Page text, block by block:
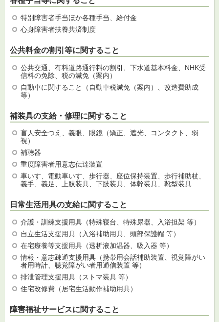
特別障害者手当ほか各種手当、給付金
心身障害者扶養共済制度
公共料金の割引等に関すること
公共交通、有料道路通行料の割引、下水道基本料金、NHK受
信料の免除、税の減免（案内）
自動車に関すること（自動車税減免（案内）、改造費助成
等）
補装具の支給・修理に関すること
盲人安全つえ、義眼、眼鏡（矯正、遮光、コンタクト、弱
視）
補聴器
重度障害者用意志伝達装置
車いす、電動車いす、歩行器、座位保持装置、歩行補助杖、
義手、義足、上肢装具、下肢装具、体幹装具、靴型装具
日常生活用具の支給に関すること
介護・訓練支援用具（特殊寝台、特殊尿器、入浴担架 等）
自立生活支援用具（入浴補助用具、頭部保護帽 等）
在宅療養等支援用具（透析液加温器、吸入器 等）
情報・意志疎通支援用具（携帯用会話補助装置、視覚障がい
者用時計、聴覚障がい者用通信装置 等）
排泄管理支援用具（ストマ装具 等）
住宅改修費（居宅生活動作補助用具）
障害福祉サービスに関すること